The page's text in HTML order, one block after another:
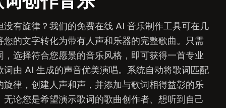
没有旋律？我们的免费在线 AI 音乐制作工具可在几
您的文字转化为带有人声和乐器的完整歌曲。只需
，选择符合您愿景的音乐风格，即可获得一首专业
词由 AI 生成的声音优美演唱。系统自动将歌词匹配
旋律，创建人声和声，并添加与歌词相得益彰的乐
无论您是希望演示歌词的歌曲创作者、想听到自己